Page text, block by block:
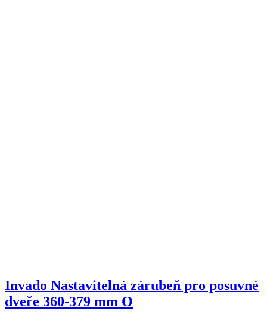
Invado Nastavitelná zárubeň pro posuvné
dveře 360-379 mm O